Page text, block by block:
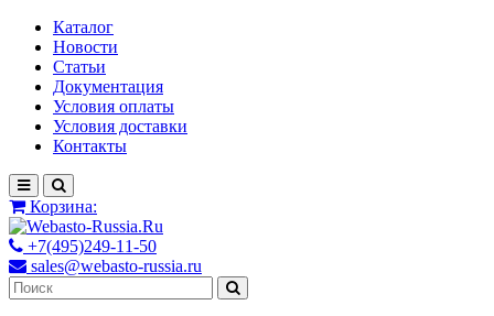
Каталог
Новости
Статьи
Документация
Условия оплаты
Условия доставки
Контакты
Корзина:
+7(495)249-11-50
sales@webasto-russia.ru